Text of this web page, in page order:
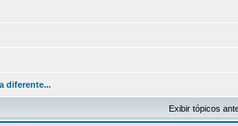
diferente...
Exibir tópicos